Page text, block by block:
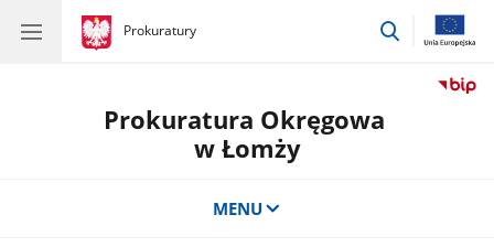
gov.pl
Prokuratury
gov.pl
Prokuratury
przejdź
Prokuratura Okręgowa
w Łomży
MENU